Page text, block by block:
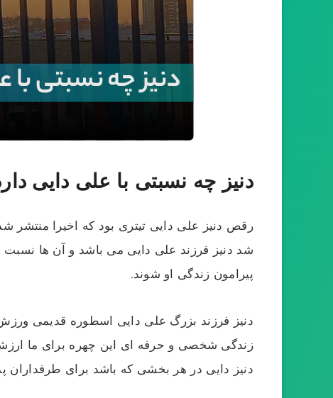
دنیز چه نسبتی با علی دایی
رقص دنیز علی دایی تیتری بود که اخیرا منتشر
شد دنیز فرزند علی دایی می باشد و آن ها نسبت
پیرامون زندگی او شوند.
دنیز فرزند بزرگ علی دایی اسطوره قدیمی
زندگی شخصی و حرفه ای این چهره برای ما
دنیز دایی در هر بخشی که باشد برای